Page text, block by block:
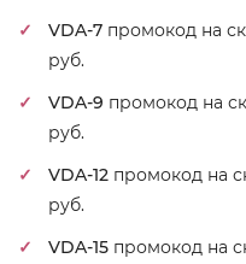
VDA-7 промокод на
руб.
VDA-9 промокод на
руб.
VDA-12 промокод на
руб.
VDA-15 промокод на